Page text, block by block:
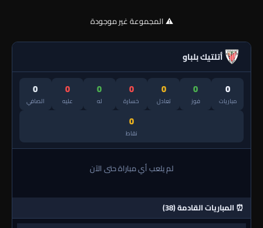
⚠️ المجموعة غير موجودة
أتلتيك بلباو
0
مباريات
0
فوز
0
تعادل
0
خسارة
0
له
0
عليه
0
الصافي
0
نقاط
لم يلعب أي مباراة حتى الآن
⏰ المباريات القادمة (38)